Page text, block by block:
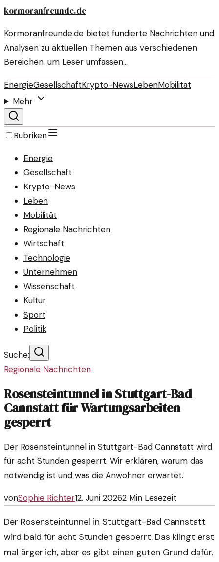
kormoranfreunde.de
Kormoranfreunde.de bietet fundierte Nachrichten und
Analysen zu aktuellen Themen aus verschiedenen
Bereichen, um Leser umfassen…
EnergieGesellschaftKrypto-NewsLebenMobilität
Mehr
Rubriken
Energie
Gesellschaft
Krypto-News
Leben
Mobilität
Regionale Nachrichten
Wirtschaft
Technologie
Unternehmen
Wissenschaft
Kultur
Sport
Politik
Suche:
Regionale Nachrichten
Rosensteintunnel in Stuttgart-Bad
Cannstatt für Wartungsarbeiten
gesperrt
Der Rosensteintunnel in Stuttgart-Bad Cannstatt wird
für acht Stunden gesperrt. Wir erklären, warum das
notwendig ist und was die Anwohner erwartet.
vonSophie Richter12. Juni 20262 Min Lesezeit
Der Rosensteintunnel in Stuttgart-Bad Cannstatt
wird bald für acht Stunden gesperrt. Das klingt erst
mal ärgerlich, aber es gibt einen guten Grund dafür.